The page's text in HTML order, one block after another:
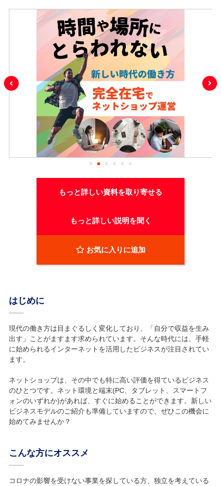
もっと詳しい資料を取り寄せる
もっと詳しい説明を聞く
お気に入りに追加
はじめに
現代の働き方は目まぐるしく変化しており、「自分で収益を生み
出す」ことがますます求められています。そんな時代には、手軽
に始められるインターネットを活用したビジネスが注目されてい
ます。
ネットショップは、その中でも特に高い評価を得ているビジネス
のひとつです。ネット環境と端末(PC、タブレット、スマートフ
ォンのいずれか)があれば、すぐに始めることができます。新しい
ビジネスモデルのご紹介も準備していますので、ぜひこの機会に
始めてみませんか？
こんな方にオススメ
コロナの影響を受けない事業を探している方、独立を考えている